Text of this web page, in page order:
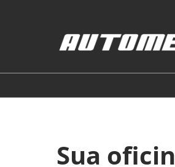
conteúdo
Sua